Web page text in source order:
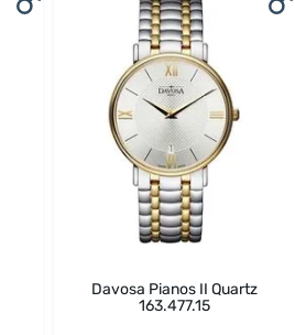
Davosa Pianos II Quartz
163.477.15